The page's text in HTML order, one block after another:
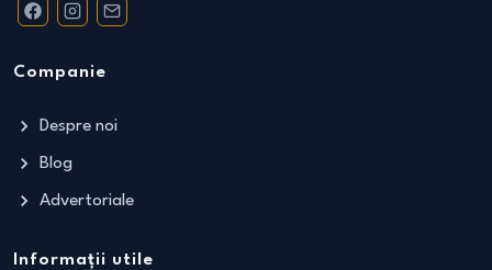
Companie
Despre noi
Blog
Advertoriale
Informații utile